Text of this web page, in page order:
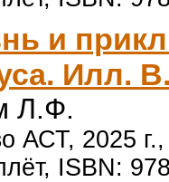
и
Илл.
Л.Ф.
АСТ, 2025
ISBN: